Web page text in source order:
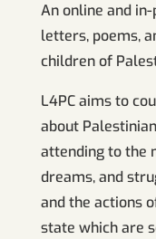
An online and
letters, poems,
children of
L4PC aims to
about
attending to the
dreams, and
and the actions
state which are